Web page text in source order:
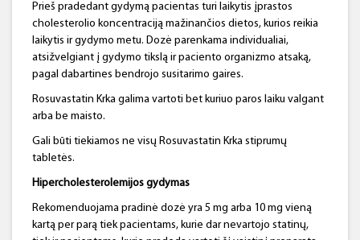
Prieš pradedant gydymą pacientas turi laikytis įprastos
cholesterolio koncentraciją mažinančios dietos, kurios reikia
laikytis ir gydymo metu. Dozė parenkama individualiai,
atsižvelgiant į gydymo tikslą ir paciento organizmo atsaką,
pagal dabartines bendrojo susitarimo gaires.
Rosuvastatin Krka galima vartoti bet kuriuo paros laiku valgant
arba be maisto.
Gali būti tiekiamos ne visų Rosuvastatin Krka stiprumų
tabletės.
Hipercholesterolemijos gydymas
Rekomenduojama pradinė dozė yra 5 mg arba 10 mg vieną
kartą per parą tiek pacientams, kurie dar nevartojo statinų,